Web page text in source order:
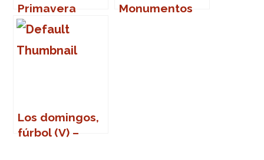
Primavera
Sound 2007
Monumentos
Los domingos,
fúrbol (V) –